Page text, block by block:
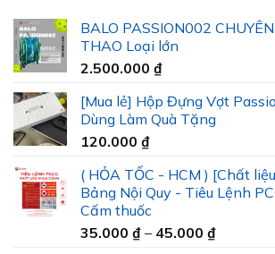
BALO PASSION002
THAO Loại lớn
2.500.000 ₫
[Mua lẻ] Hộp Đựng Vợt
Dùng Làm Quà Tặng
120.000 ₫
( HỎA TỐC - HCM ) [Chất
Bảng Nội Quy - Tiêu Lệnh
Cấm thuốc
35.000 ₫ – 45.000 ₫Khoảng